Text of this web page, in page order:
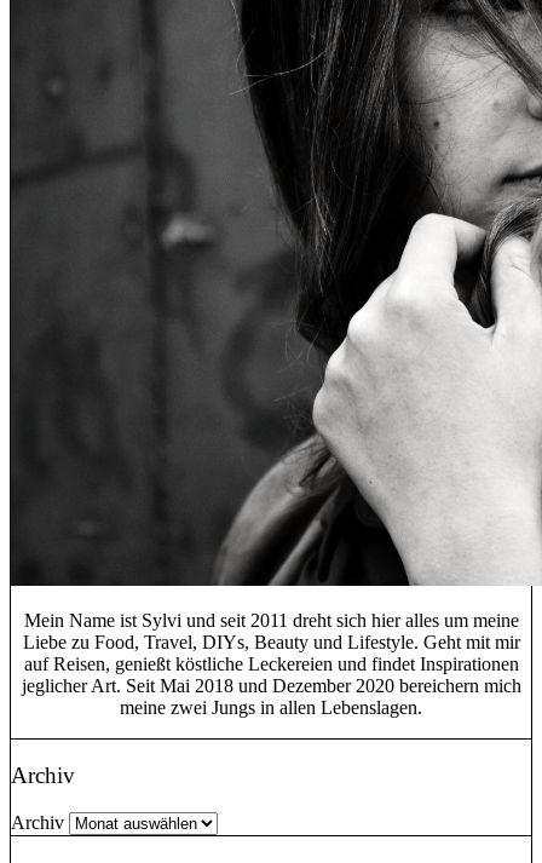
Mein Name ist Sylvi und seit 2011 dreht sich hier alles um meine
Liebe zu Food, Travel, DIYs, Beauty und Lifestyle. Geht mit mir
auf Reisen, genießt köstliche Leckereien und findet Inspirationen
jeglicher Art. Seit Mai 2018 und Dezember 2020 bereichern mich
meine zwei Jungs in allen Lebenslagen.
Archiv
Archiv